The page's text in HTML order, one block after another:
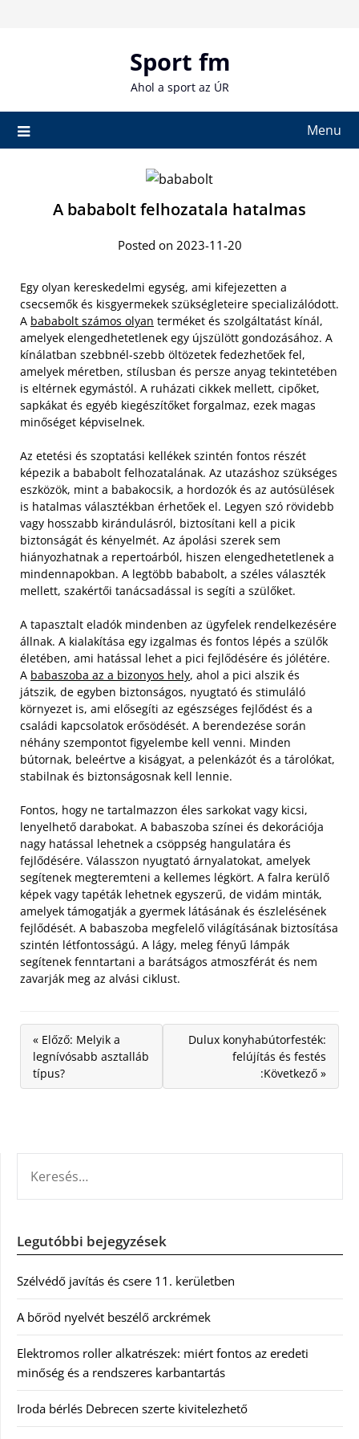
Sport fm
Ahol a sport az ÚR
Menu
A bababolt felhozatala hatalmas
Posted on 2023-11-20
Egy olyan kereskedelmi egység, ami kifejezetten a
csecsemők és kisgyermekek szükségleteire specializálódott.
A bababolt számos olyan terméket és szolgáltatást kínál,
amelyek elengedhetetlenek egy újszülött gondozásához. A
kínálatban szebbnél-szebb öltözetek fedezhetőek fel,
amelyek méretben, stílusban és persze anyag tekintetében
is eltérnek egymástól. A ruházati cikkek mellett, cipőket,
sapkákat és egyéb kiegészítőket forgalmaz, ezek magas
minőséget képviselnek.
Az etetési és szoptatási kellékek szintén fontos részét
képezik a bababolt felhozatalának. Az utazáshoz szükséges
eszközök, mint a babakocsik, a hordozók és az autósülések
is hatalmas választékban érhetőek el. Legyen szó rövidebb
vagy hosszabb kirándulásról, biztosítani kell a picik
biztonságát és kényelmét. Az ápolási szerek sem
hiányozhatnak a repertoárból, hiszen elengedhetetlenek a
mindennapokban. A legtöbb bababolt, a széles választék
mellett, szakértői tanácsadással is segíti a szülőket.
A tapasztalt eladók mindenben az ügyfelek rendelkezésére
állnak. A kialakítása egy izgalmas és fontos lépés a szülők
életében, ami hatással lehet a pici fejlődésére és jólétére.
A babaszoba az a bizonyos hely, ahol a pici alszik és
játszik, de egyben biztonságos, nyugtató és stimuláló
környezet is, ami elősegíti az egészséges fejlődést és a
családi kapcsolatok erősödését. A berendezése során
néhány szempontot figyelembe kell venni. Minden
bútornak, beleértve a kiságyat, a pelenkázót és a tárolókat,
stabilnak és biztonságosnak kell lennie.
Fontos, hogy ne tartalmazzon éles sarkokat vagy kicsi,
lenyelhető darabokat. A babaszoba színei és dekorációja
nagy hatással lehetnek a csöppség hangulatára és
fejlődésére. Válasszon nyugtató árnyalatokat, amelyek
segítenek megteremteni a kellemes légkört. A falra kerülő
képek vagy tapéták lehetnek egyszerű, de vidám minták,
amelyek támogatják a gyermek látásának és észlelésének
fejlődését. A babaszoba megfelelő világításának biztosítása
szintén létfontosságú. A lágy, meleg fényű lámpák
segítenek fenntartani a barátságos atmoszférát és nem
zavarják meg az alvási ciklust.
« Előző: Melyik a
legnívósabb asztalláb
típus?
Dulux konyhabútorfesték:
felújítás és festés
:Következő »
Legutóbbi bejegyzések
Szélvédő javítás és csere 11. kerületben
A bőröd nyelvét beszélő arckrémek
Elektromos roller alkatrészek: miért fontos az eredeti
minőség és a rendszeres karbantartás
Iroda bérlés Debrecen szerte kivitelezhető